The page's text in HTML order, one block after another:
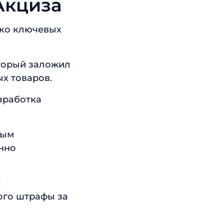
ключевых
заложил
товаров.
штрафы за